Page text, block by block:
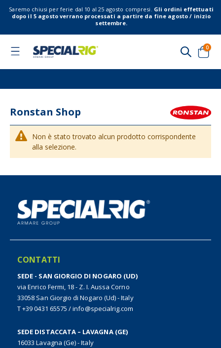
Saremo chiusi per ferie dal 10 al 25 agosto compresi. Gli ordini effettuati
dopo il 5 agosto verrano processati a partire da fine agosto / inizio
settembre.
Toggle
Cart
0
Ronstan Shop
Non è stato trovato alcun prodotto corrispondente
alla selezione.
CONTATTI
SEDE - SAN GIORGIO DI NOGARO (UD)
via Enrico Fermi, 18 - Z. I. Aussa Corno
33058 San Giorgio di Nogaro (Ud) - Italy
T +39 0431 65575 /info@specialrig.com
SEDE DISTACCATA – LAVAGNA (GE)
16033 Lavagna (Ge) - Italy